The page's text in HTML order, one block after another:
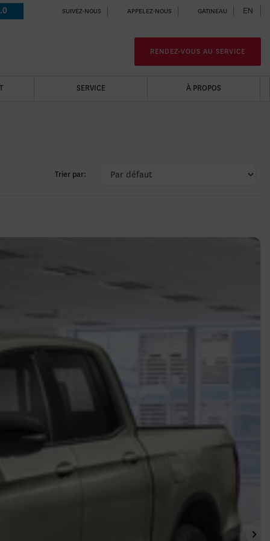
SUIVEZ-NOUS APPELEZ-NOUS GATINEAU EN
RENDEZ-VOUS AU SERVICE
SERVICE À PROPOS
Trier par: